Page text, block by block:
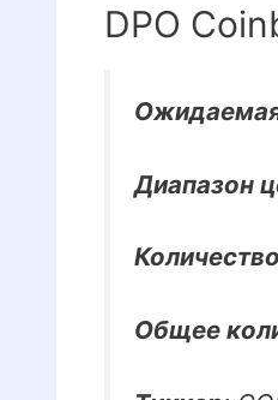
DPO
Ожидаемая
Диапазон
Общее